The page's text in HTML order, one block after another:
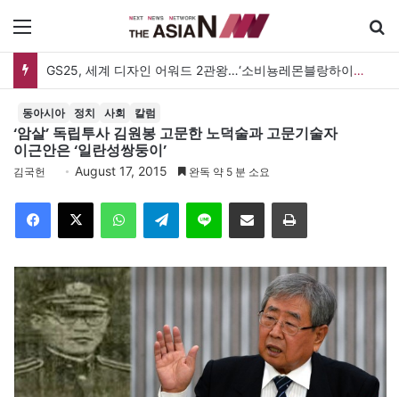
GS25, 세계 디자인 어워드 2관왕…‘소비뇽레몬블랑하이볼’ 디자인 경쟁력 인정
동아시아 정치 사회 칼럼
‘암살’ 독립투사 김원봉 고문한 노덕술과 고문기술자
이근안은 ‘일란성쌍둥이’
김국헌 August 17, 2015 완독 약 5 분 소요
Telegram 이메일